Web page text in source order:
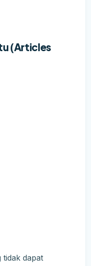
(Articles
dapat